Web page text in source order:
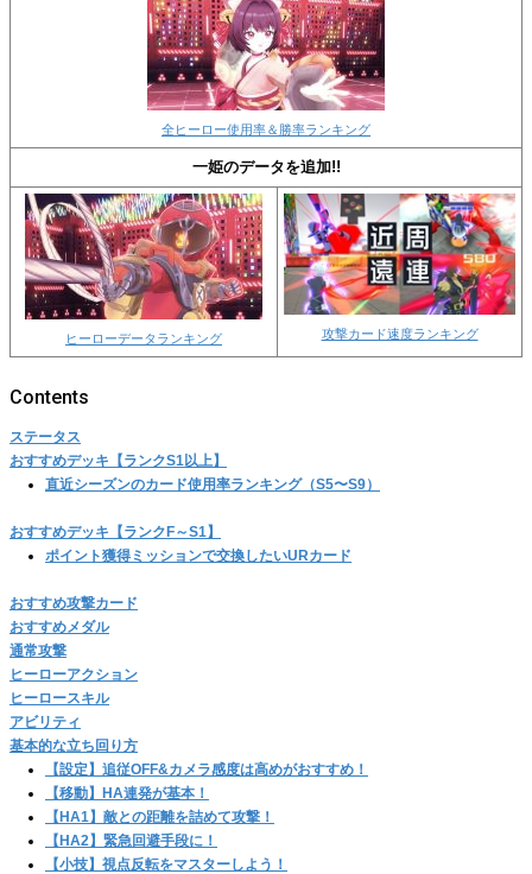
全ヒーロー使用率＆勝率ランキング
一姫のデータを追加!!
ヒーローデータランキング 攻撃カード速度ランキング
ステータス
おすすめデッキ【ランクS1以上】
直近シーズンのカード使用率ランキング（S5〜S9）
おすすめデッキ【ランクF～S1】
ポイント獲得ミッションで交換したいURカード
おすすめ攻撃カード
おすすめメダル
通常攻撃
ヒーローアクション
ヒーロースキル
アビリティ
基本的な立ち回り方
【設定】追従OFF&カメラ感度は高めがおすすめ！
【移動】HA連発が基本！
【HA1】敵との距離を詰めて攻撃！
【HA2】緊急回避手段に！
【小技】視点反転をマスターしよう！